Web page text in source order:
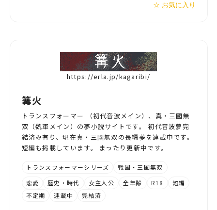
☆ お気に入り
https://erla.jp/kagaribi/
篝火
トランスフォーマー （初代音波メイン）、真・三國無
双（魏軍メイン）の夢小説サイトです。 初代音波夢完
結済み有り、現在真・三國無双の長編夢を連載中です。
短編も掲載しています。 まったり更新中です。
トランスフォーマーシリーズ
戦国・三国無双
恋愛
歴史・時代 女主人公 全年齢 R18
短編
不定期
連載中 完結済